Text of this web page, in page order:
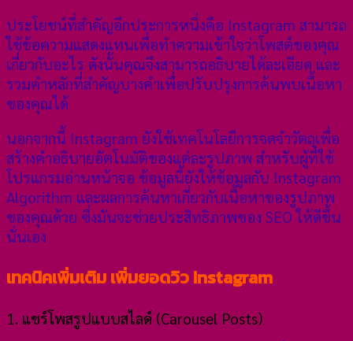
ประโยชน์ที่สำคัญอีกประการหนึ่งคือ Instagram สามารถ
ใช้ข้อความแสดงแทนเพื่อทำความเข้าใจว่าโพสต์ของคุณ
เกี่ยวกับอะไร ดังนั้นคุณจึงสามารถอธิบายได้ละเอียด และ
รวมคำหลักที่สำคัญบางคำเพื่อปรับปรุงการค้นพบเนื้อหา
ของคุณได้
นอกจากนี้ Instagram ยังใช้เทคโนโลยีการจดจําวัตถุเพื่อ
สร้างคําอธิบายอัตโนมัติของแต่ละรูปภาพ สําหรับผู้ที่ใช้
โปรแกรมอ่านหน้าจอ ข้อมูลนี้ยังให้ข้อมูลกับ Instagram
Algorithm และผลการค้นหาเกี่ยวกับเนื้อหาของรูปภาพ
ของคุณด้วย ซึ่งมันจะช่วยประสิทธิภาพของ SEO ให้ดีขึ้น
นั่นเอง
เทคนิคเพิ่มเติม เพิ่มยอดวิว Instagram
1. แชร์โพสรูปแบบสไลด์ (Carousel Posts)